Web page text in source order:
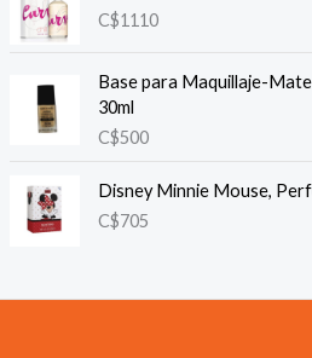
C$1110
Base para Maquillaje-
30ml
C$500
Disney Minnie Mouse,
C$705